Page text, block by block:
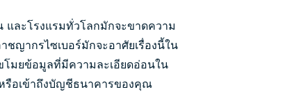
และโรงแรมทั่วโลกมักจะขาดความ
ชญากรไซเบอร์มักจะอาศัยเรื่องนี้ใน
มยข้อมูลที่มีความละเอียดอ่อนใน
รือเข้าถึงบัญชีธนาคารของคุณ